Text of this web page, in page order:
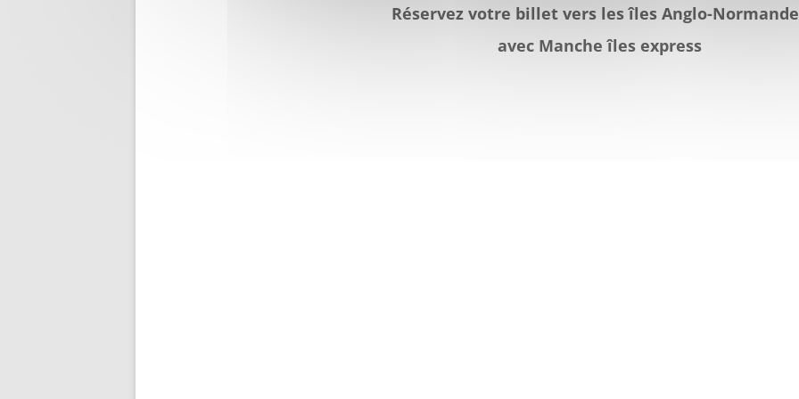
Réservez votre billet vers les îles Anglo-
avec Manche îles express